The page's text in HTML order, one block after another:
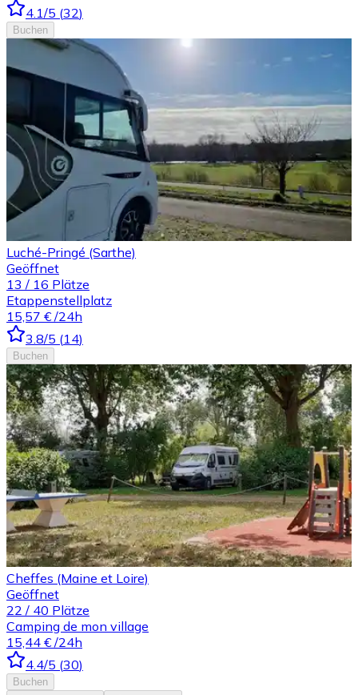
4.1/5 (32)
Buchen
Luché-Pringé (Sarthe)
Geöffnet
13 / 16 Plätze
Etappenstellplatz
15,57 € /24h
3.8/5 (14)
Buchen
Cheffes (Maine et Loire)
Geöffnet
22 / 40 Plätze
Camping de mon village
15,44 € /24h
4.4/5 (30)
Buchen